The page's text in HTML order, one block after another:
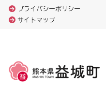
プライバシーポリシー
サイトマップ